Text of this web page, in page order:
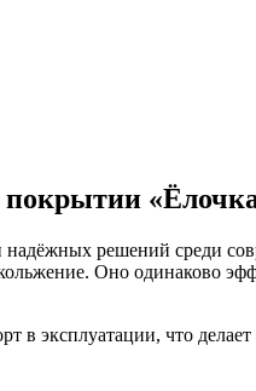
покрытии
решений среди
Оно одинаково
в эксплуатации, что